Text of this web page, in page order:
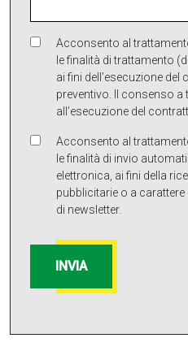
Acconsento al
le finalità di trattamento
ai fini dell’esecuzione
preventivo. Il consenso a
all’esecuzione del
Acconsento al
le finalità di invio
elettronica, ai fini della
pubblicitarie o a
di newsletter.